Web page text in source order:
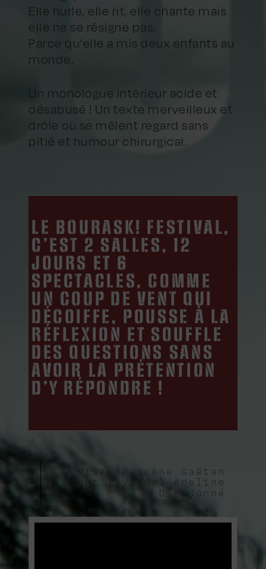
Elle hurle, elle rit, elle chante mais
elle ne se résigne pas.
Parce qu’elle a mis deux enfants au
monde.
Un monologue intérieur acide et
désabusé ! Un texte merveilleux et
drôle où se mêlent regard sans
pitié et humour chirurgical.
LE BOURASK! FESTIVAL,
C’EST 2 SALLES, 12
JOURS ET 6
SPECTACLES, COMME
UN COUP DE VENT QUI
DÉCOIFFE, POUSSE À LA
RÉFLEXION ET SOUFFLE
DES QUESTIONS SANS
AVOIR LA PRÉTENTION
D’Y RÉPONDRE !
Mise en scène Gaëtan
Bayot | Visuel Adeline
Dieudonné